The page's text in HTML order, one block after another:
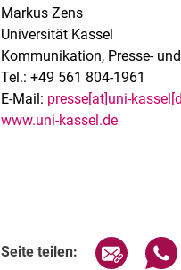
Markus Zens
Universität Kassel
Kommunikation, Presse-
Tel.: +49 561 804-1961
E-Mail: presse[at]uni-
www.uni-kassel.de
Seite teilen: Seite